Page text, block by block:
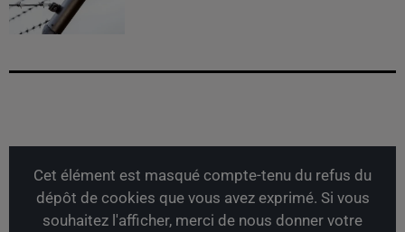
Cet élément est masqué compte-tenu du refus du
dépôt de cookies que vous avez exprimé. Si vous
souhaitez l'afficher, merci de nous donner votre